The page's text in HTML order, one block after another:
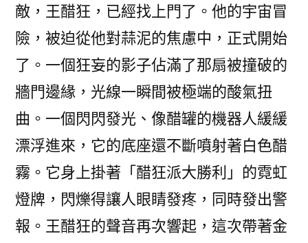
敵，王醋狂，已經找上門了。他的宇宙冒
險，被迫從他對蒜泥的焦慮中，正式開始
了。一個狂妄的影子佔滿了那扇被撞破的
牆門邊緣，光線一瞬間被極端的酸氣扭
曲。一個閃閃發光、像醋罐的機器人緩緩
漂浮進來，它的底座還不斷噴射著白色醋
霧。它身上掛著「醋狂派大勝利」的霓虹
燈牌，閃爍得讓人眼睛發疼，同時發出警
報。王醋狂的聲音再次響起，這次帶著金